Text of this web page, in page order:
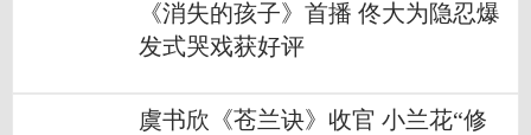
《消失的孩子》首播 佟大为隐忍爆
发式哭戏获好评
虞书欣《苍兰诀》收官 小兰花“修